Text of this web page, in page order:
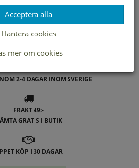
2-4 DAGAR INOM SVERIGE
FRAKT 49:-
GRATIS I BUTIK
KÖP I 30 DAGAR
Acceptera alla
Hantera cookies
mer om cookies